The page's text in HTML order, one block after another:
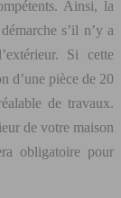
Ainsi, la
s’il n’y a
Si cette
d’une pièce de 20
de travaux.
de votre maison
obligatoire pour